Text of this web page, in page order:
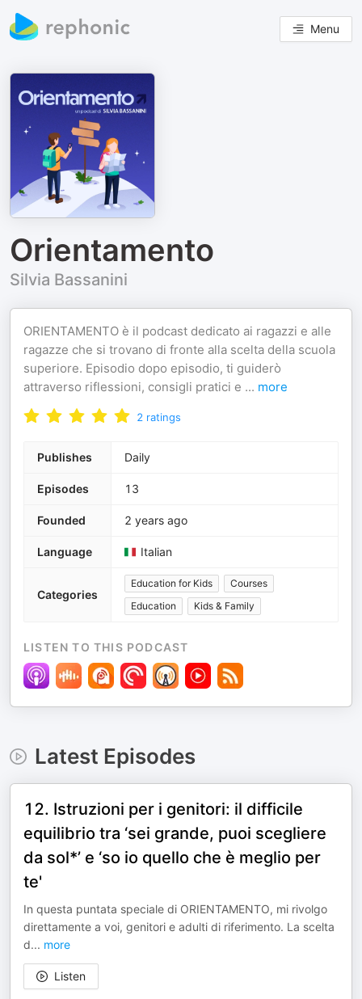
Menu
Orientamento
Silvia Bassanini
ORIENTAMENTO è il podcast dedicato ai ragazzi e alle
ragazze che si trovano di fronte alla scelta della scuola
superiore. Episodio dopo episodio, ti guiderò
attraverso riflessioni, consigli pratici e ... more
2 ratings
Publishes Daily
Episodes 13
Founded 2 years ago
Language Italian
Categories
Education for Kids
Courses
Education
Kids & Family
LISTEN TO THIS PODCAST
Latest Episodes
12. Istruzioni per i genitori: il difficile
equilibrio tra ‘sei grande, puoi scegliere
da sol*’ e ‘so io quello che è meglio per
te'
In questa puntata speciale di ORIENTAMENTO, mi rivolgo
direttamente a voi, genitori e adulti di riferimento. La scelta
d... more
Listen